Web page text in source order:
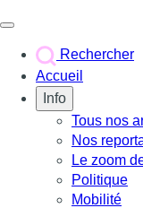
Rechercher
Accueil
Info
Tous nos
Nos
Le zoom
Politique
Mobilité